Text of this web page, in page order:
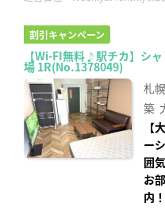
割引キャンペーン
【Wi-FI無料♪駅チカ】シ
場 1R(No.1378049)
札
築
【
ー
囲
お
内！